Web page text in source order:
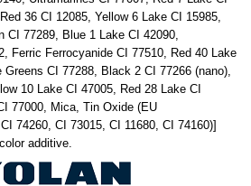
36 CI 12085, Yellow 6 Lake CI 15985,
CI 77289, Blue 1 Lake CI 42090,
Ferric Ferrocyanide CI 77510, Red 40 Lake
CI 77288, Black 2 CI 77266 (nano),
10 Lake CI 47005, Red 28 Lake CI
77000, Mica, Tin Oxide (EU
74260, CI 73015, CI 11680, CI 74160)]
additive.